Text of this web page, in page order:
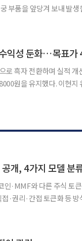
부품을 앞당겨 보내 발생
로 흑자 전환하며 실적 개
했다. 이현지 유진투자
개, 4가지 모델 분
인·MMF와 다른 주식 토
·권리·간접 토큰화 등 방